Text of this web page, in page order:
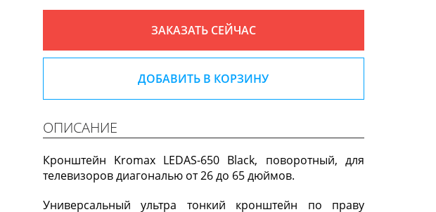
ЗАКАЗАТЬ СЕЙЧАС
ДОБАВИТЬ В КОРЗИНУ
ОПИСАНИЕ
Кронштейн Kromax LEDAS-650 Black, поворотный, для
телевизоров диагональю от 26 до 65 дюймов.
Универсальный ультра тонкий кронштейн по праву